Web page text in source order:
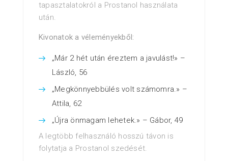
tapasztalatokról a Prostanol használata
után.
Kivonatok a véleményekből:
„Már 2 hét után éreztem a javulást!» –
László, 56
„Megkönnyebbülés volt számomra.» –
Attila, 62
„Újra önmagam lehetek.» – Gábor, 49
A legtöbb felhasználó hosszú távon is
folytatja a Prostanol szedését.